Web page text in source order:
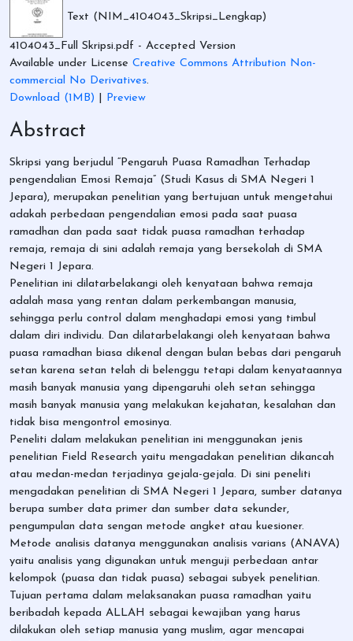
Text (NIM_4104043_Skripsi_Lengkap)
4104043_Full Skripsi.pdf - Accepted Version
Available under License Creative Commons Attribution Non-
commercial No Derivatives.
Download (1MB)
Preview
Abstract
Skripsi yang berjudul “Pengaruh Puasa Ramadhan Terhadap
pengendalian Emosi Remaja” (Studi Kasus di SMA Negeri 1
Jepara), merupakan penelitian yang bertujuan untuk mengetahui
adakah perbedaan pengendalian emosi pada saat puasa
ramadhan dan pada saat tidak puasa ramadhan terhadap
remaja, remaja di sini adalah remaja yang bersekolah di SMA
Negeri 1 Jepara.
Penelitian ini dilatarbelakangi oleh kenyataan bahwa remaja
adalah masa yang rentan dalam perkembangan manusia,
sehingga perlu control dalam menghadapi emosi yang timbul
dalam diri individu. Dan dilatarbelakangi oleh kenyataan bahwa
puasa ramadhan biasa dikenal dengan bulan bebas dari pengaruh
setan karena setan telah di belenggu tetapi dalam kenyataannya
masih banyak manusia yang dipengaruhi oleh setan sehingga
masih banyak manusia yang melakukan kejahatan, kesalahan dan
tidak bisa mengontrol emosinya.
Peneliti dalam melakukan penelitian ini menggunakan jenis
penelitian Field Research yaitu mengadakan penelitian dikancah
atau medan-medan terjadinya gejala-gejala. Di sini peneliti
mengadakan penelitian di SMA Negeri 1 Jepara, sumber datanya
berupa sumber data primer dan sumber data sekunder,
pengumpulan data sengan metode angket atau kuesioner.
Metode analisis datanya menggunakan analisis varians (ANAVA)
yaitu analisis yang digunakan untuk menguji perbedaan antar
kelompok (puasa dan tidak puasa) sebagai subyek penelitian.
Tujuan pertama dalam melaksanakan puasa ramadhan yaitu
beribadah kepada ALLAH sebagai kewajiban yang harus
dilakukan oleh setiap manusia yang muslim, agar mencapai